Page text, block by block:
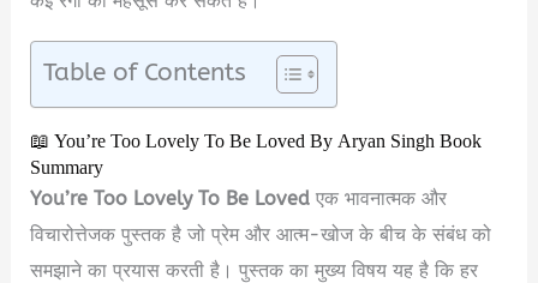
Table of Contents
📖 You’re Too Lovely To Be Loved By Aryan Singh Book
Summary
You’re Too Lovely To Be Loved एक भावनात्मक और
विचारोत्तेजक पुस्तक है जो प्रेम और आत्म-खोज के बीच के संबंध को
समझाने का प्रयास करती है। पुस्तक का मुख्य विषय यह है कि हर